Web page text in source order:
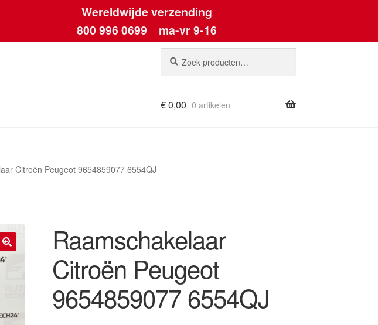
Wereldwijde verzending
800 996 0699 ma-vr 9-16
naar:
€0,00 0 artikelen
Citroën Peugeot 9654859077 6554QJ
🔍
Raamschakelaar
Citroën Peugeot
9654859077 6554QJ